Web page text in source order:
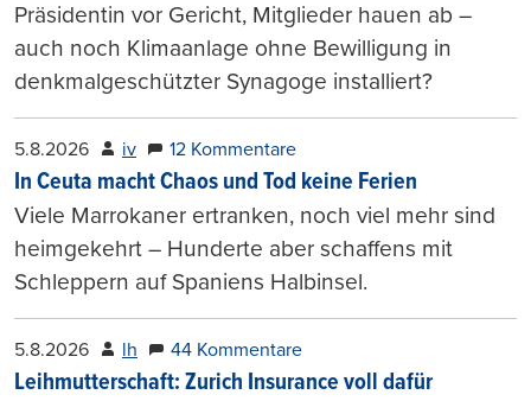
Präsidentin vor Gericht, Mitglieder hauen ab –
auch noch Klimaanlage ohne Bewilligung in
denkmalgeschützter Synagoge installiert?
5.8.2026 iv 12 Kommentare
In Ceuta macht Chaos und Tod keine Ferien
Viele Marrokaner ertranken, noch viel mehr sind
heimgekehrt – Hunderte aber schaffens mit
Schleppern auf Spaniens Halbinsel.
5.8.2026 lh 44 Kommentare
Leihmutterschaft: Zurich Insurance voll dafür